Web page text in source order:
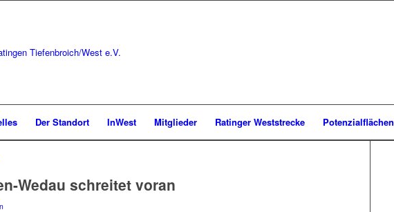
Der Standort InWest Mitglieder Ratinger Weststrecke Potenzialflächen
Wedau schreitet voran